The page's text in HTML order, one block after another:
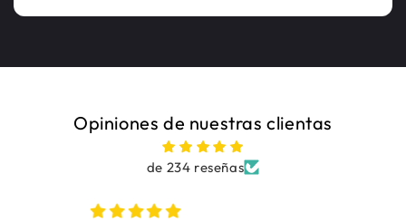
Opiniones de nuestras clientas
de 234 reseñas